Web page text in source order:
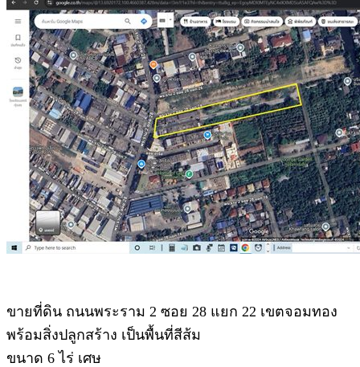
ขายที่ดิน ถนนพระราม 2 ซอย 28 แยก 22 เขตจอมทอง
พร้อมสิ่งปลูกสร้าง เป็นพื้นที่สีส้ม
ขนาด 6 ไร่ เศษ